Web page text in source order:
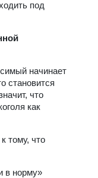
под
начинает
становится
что
как
тому, что
в норму»